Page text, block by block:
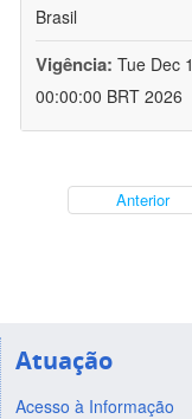
Brasil
Vigência: Tue Dec
00:00:00 BRT 2026
Anterior
Atuação
Acesso à Informação